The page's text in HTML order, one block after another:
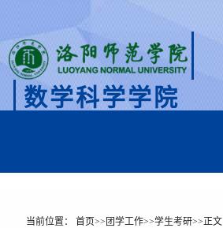
数学科学学院
当前位置：首页>> 团学工作>>学生考研>>正文